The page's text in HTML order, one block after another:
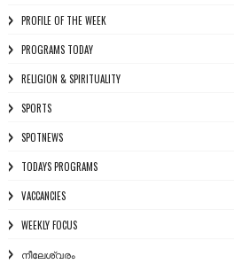
PROFILE OF THE WEEK
PROGRAMS TODAY
RELIGION & SPIRITUALITY
SPORTS
SPOTNEWS
TODAYS PROGRAMS
VACCANCIES
WEEKLY FOCUS
നീലേശ്വരം